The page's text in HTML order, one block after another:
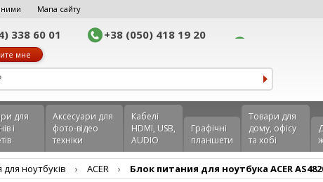
Мапа сайту
338 60 01 +38 (050) 418 19 20
мне
для
і
Аксесуари для
фото-відео
техніки
Кабелі
HDMI, USB,
AUDIO
Графічні
планшети
Товари для
дому, офісу
та хобі
ноутбуків › ACER › Блок питания для ноутбука ACER